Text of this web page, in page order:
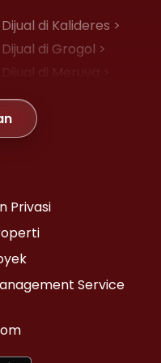
di Kalideres >
di Grogol >
di Meruya >
di Joglo >
di Senen >
di Cikini >
di Pasar Baru >
di Lebak Bulus >
Privasi
Service